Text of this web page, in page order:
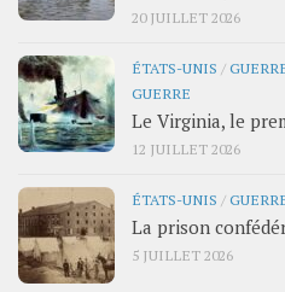
20 JUILLET 2026
ÉTATS-UNIS /
GUERRE
Le Virginia, le
12 JUILLET 2026
ÉTATS-UNIS /
La prison
5 JUILLET 2026